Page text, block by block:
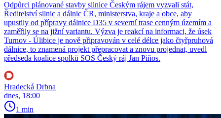
Odpůrci plánované stavby silnice Českým rájem vyzvali stát,
Ředitelství silnic a dálnic ČR, ministerstva, kraje a obce, aby
upustily od přípravy dálnice D35 v severní trase cenným územím a
zaměřily se na jižní variantu. Výzva je reakcí na informaci, že úsek
Turnov - Úlibice je nově připravován v celé délce jako čtyřpruhová
dálnice, to znamená projekt přepracovat a znovu projednat, uvedl
předseda koalice spolků SOS Český ráj Jan Piňos.
Hradecká Drbna
dnes, 18:00
1 min